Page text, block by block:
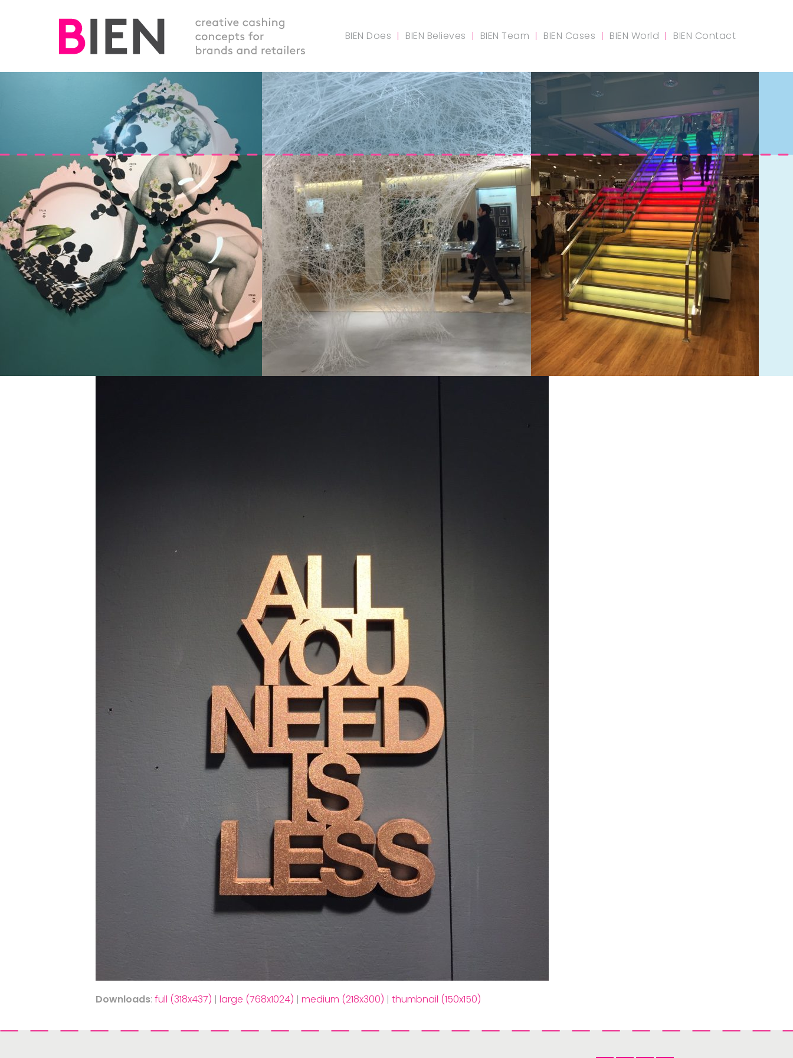
BIEN Does BIEN Believes BIEN Team BIEN Cases BIEN World BIEN Contact
Downloads: full (318x437) | large (768x1024) | medium (218x300) | thumbnail (150x150)